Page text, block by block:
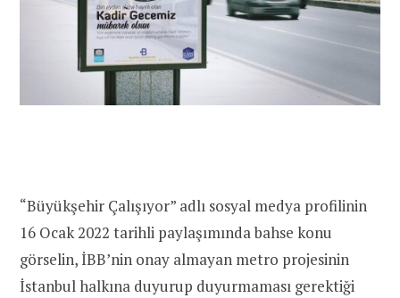
“Büyükşehir Çalışıyor” adlı sosyal medya profilinin
16 Ocak 2022 tarihli paylaşımında bahse konu
görselin, İBB’nin onay almayan metro projesinin
İstanbul halkına duyurup duyurmaması gerektiği